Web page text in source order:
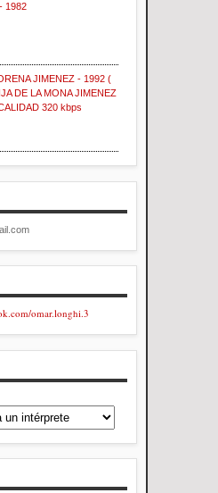
1982
JIMENEZ - 1992 (
DE LA MONA JIMENEZ
320 kbps
omar.longhi.3